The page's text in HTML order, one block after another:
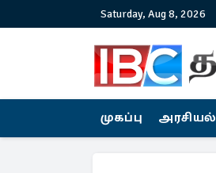
Saturday, Aug 8, 2026
முகப்பு அரசியல்